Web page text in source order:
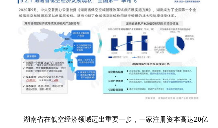
湖南省在低空经济领域迈出重要一步，一家注册资本高达20亿